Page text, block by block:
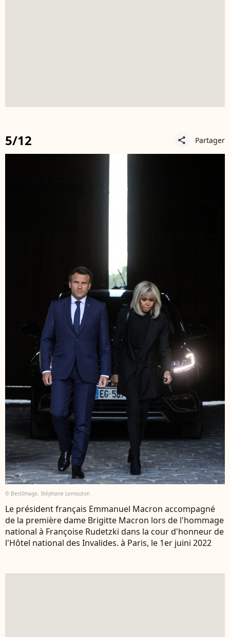
5/12 share Partager
© BestImage, Stéphane Lemouton
Le président français Emmanuel Macron accompagné
de la première dame Brigitte Macron lors de l'hommage
national à Françoise Rudetzki dans la cour d'honneur de
l'Hôtel national des Invalides. à Paris, le 1er juini 2022